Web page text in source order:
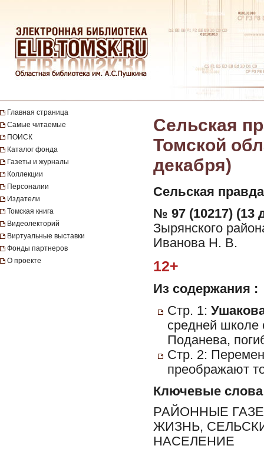
Главная страница
Самые читаемые
ПОИСК
Каталог фонда
Газеты и журналы
Коллекции
Персоналии
Издатели
Томская книга
Видеолекторий
Виртуальные выставки
Фонды партнеров
О проекте
Сельская
Томской
декабря)
Сельская
№ 97 (10217) (13
Зырянского
Иванова Н. В.
12+
Из содержания :
Стр. 1:
средней школе
Поданева,
Стр. 2:
преображают
Ключевые слова
РАЙОННЫЕ
ЖИЗНЬ,
НАСЕЛЕНИЕ